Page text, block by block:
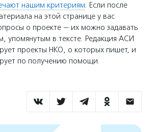
нашим критериям. Если после
на этой странице у вас
о проекте — их можно задавать
упомянутым в тексте. Редакция АСИ
проекты НКО, о которых пишет, и
по получению помощи.